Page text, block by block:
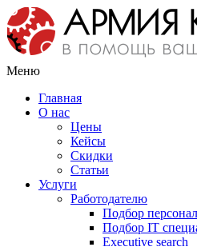
Меню
Главная
О нас
Цены
Кейсы
Скидки
Статьи
Услуги
Работодателю
Подбор
Подбор IT
Еxecutive search